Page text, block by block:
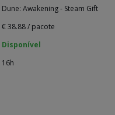
Dune: Awakening - Steam Gift
€38.88/ pacote
Disponível
16h